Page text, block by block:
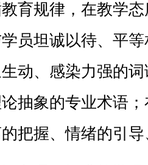
育规律，在教学
员坦诚以待、平
动、感染力强的
抽象的专业术语
把握、情绪的引